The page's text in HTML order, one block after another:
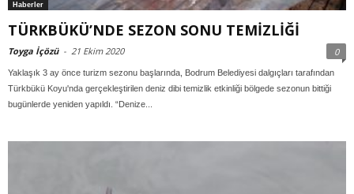
Haberler
TÜRKBÜKÜ’NDE SEZON SONU TEMİZLİĞİ
Toyga İçözü - 21 Ekim 2020 0
Yaklaşık 3 ay önce turizm sezonu başlarında, Bodrum Belediyesi dalgıçları tarafından
Türkbükü Koyu'nda gerçekleştirilen deniz dibi temizlik etkinliği bölgede sezonun bittiği
bugünlerde yeniden yapıldı. “Denize...